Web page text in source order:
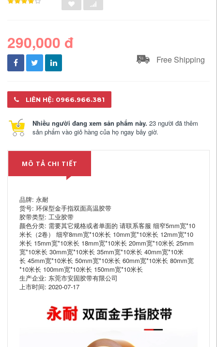
290,000 đ
Free Shipping
LIÊN HỆ: 0966.966.381
Nhiều người đang xem sản phẩm này. 23 người đã thêm
sản phẩm vào giỏ hàng của họ ngay bây giờ.
MÔ TẢ CHI TIẾT
品牌: 永耐
货号: 环保型金手指双面高温胶带
胶带类型: 工业胶带
颜色分类: 需要其它规格或者单面的 请联系客服 细窄5mm宽*10
米长（2卷） 细窄8mm宽*10米长 10mm宽*10米长 12mm宽*10
米长 15mm宽*10米长 18mm宽*10米长 20mm宽*10米长 25mm
宽*10米长 30mm宽*10米长 35mm宽*10米长 40mm宽*10米
长 45mm宽*10米长 50mm宽*10米长 60mm宽*10米长 80mm宽
*10米长 100mm宽*10米长 150mm宽*10米长
生产企业: 东莞市安固胶带有限公司
上市时间: 2020-07-17